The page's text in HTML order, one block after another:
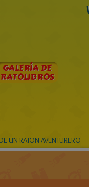
GALERÍA DE
RATOLIBROS
UN RATON AVENTURERO